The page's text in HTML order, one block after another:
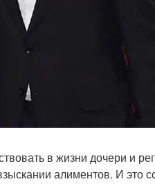
в жизни дочери и
алиментов. И это